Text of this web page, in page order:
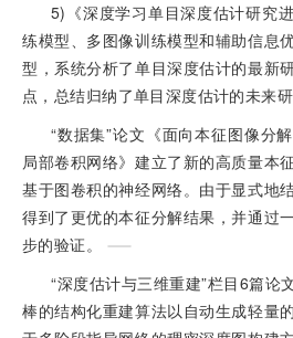
5)《深度学习单目深度估计研究
练模型、多图像训练模型和辅助信息
型，系统分析了单目深度估计的最新
点，总结归纳了单目深度估计的未来研
“数据集”论文《面向本征图像分
局部卷积网络》建立了新的高质量本
基于图卷积的神经网络。由于显式地
得到了更优的本征分解结果，并通过
步的验证。
“深度估计与三维重建”栏目6篇论
棒的结构化重建算法以自动生成轻量